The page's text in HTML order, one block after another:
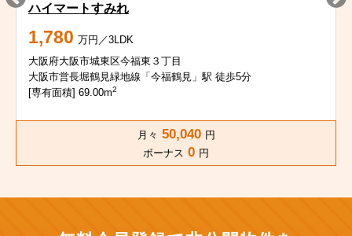
ハイマートすみれ
1,780 万円／3LDK
大阪府大阪市城東区今福東３丁目
大阪市営長堀鶴見緑地線「今福鶴見」駅 徒歩5分
[専有面積] 69.00m2
月々 50,040 円
ボーナス 0 円